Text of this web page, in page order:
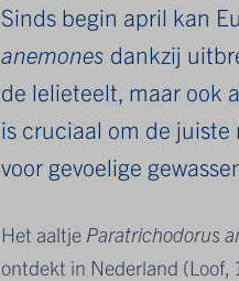
Sinds begin april kan
anemones dankzij
de lelieteelt, maar ook
is cruciaal om de
voor gevoelige
Het aaltje Paratrichodorus
ontdekt in Nederland (Loof,